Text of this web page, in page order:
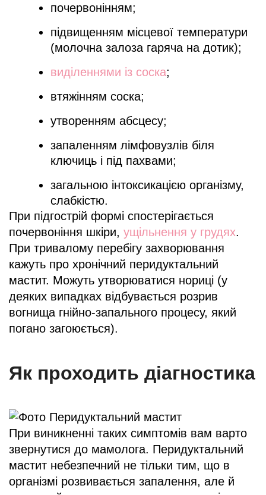
почервонінням;
підвищенням місцевої температури
(молочна залоза гаряча на дотик);
виділеннями із соска;
втяжінням соска;
утворенням абсцесу;
запаленням лімфовузлів біля
ключиць і під пахвами;
загальною інтоксикацією організму,
слабкістю.
При підгострій формі спостерігається
почервоніння шкіри, ущільнення у грудях.
При тривалому перебігу захворювання
кажуть про хронічний перидуктальний
мастит. Можуть утворюватися нориці (у
деяких випадках відбувається розрив
вогнища гнійно-запального процесу, який
погано загоюється).
Як проходить діагностика
При виникненні таких симптомів вам варто
звернутися до мамолога. Перидуктальний
мастит небезпечний не тільки тим, що в
організмі розвивається запалення, але й